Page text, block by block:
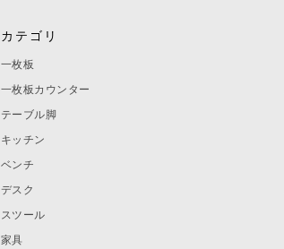
カテゴリ
一枚板
一枚板カウンター
テーブル脚
キッチン
ベンチ
デスク
スツール
家具